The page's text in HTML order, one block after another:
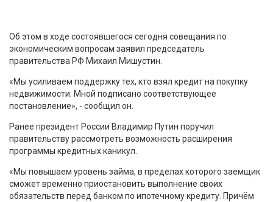
Об этом в ходе состоявшегося сегодня совещания по
экономическим вопросам заявил председатель
правительства РФ Михаил Мишустин.
«Мы усиливаем поддержку тех, кто взял кредит на покупку
недвижимости. Мной подписано соответствующее
постановление», - сообщил он.
Ранее президент России Владимир Путин поручил
правительству рассмотреть возможность расширения
программы кредитных каникул.
«Мы повышаем уровень займа, в пределах которого заемщик
сможет временно приостановить выполнение своих
обязательств перед банком по ипотечному кредиту. Причём